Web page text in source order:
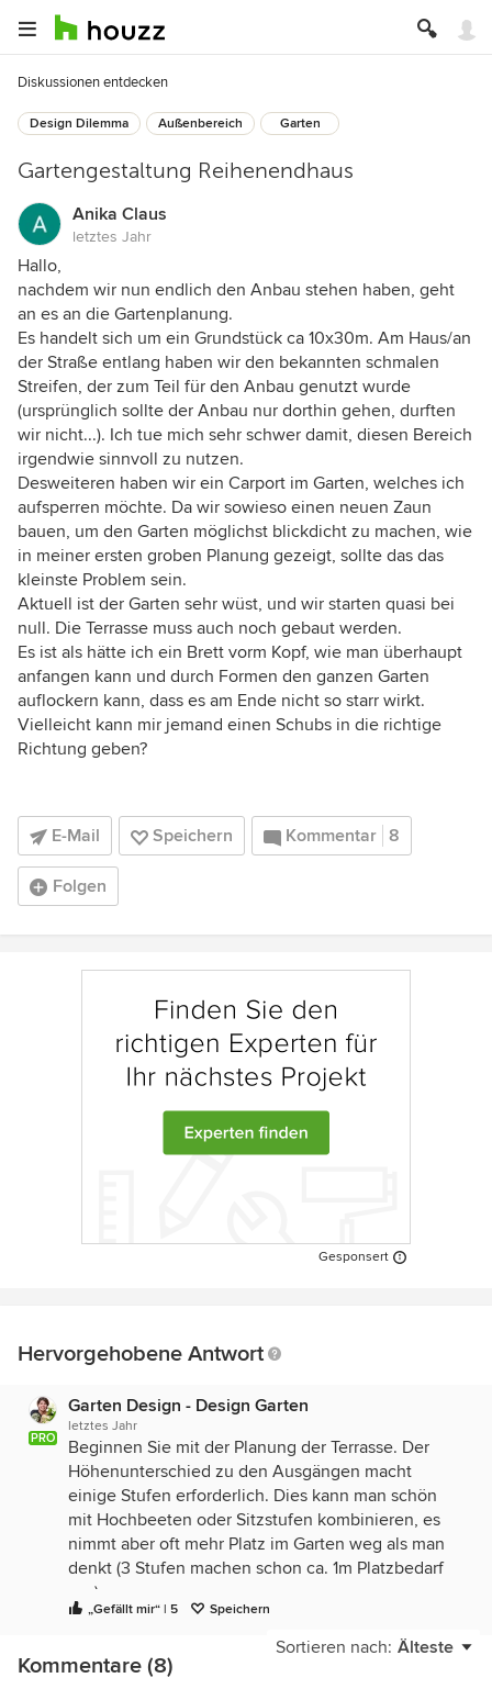
Diskussionen entdecken
Design Dilemma Außenbereich Garten
Gartengestaltung Reihenendhaus
Anika Claus
letztes Jahr
Hallo,
nachdem wir nun endlich den Anbau stehen haben, geht
an es an die Gartenplanung.
Es handelt sich um ein Grundstück ca 10x30m. Am Haus/an
der Straße entlang haben wir den bekannten schmalen
Streifen, der zum Teil für den Anbau genutzt wurde
(ursprünglich sollte der Anbau nur dorthin gehen, durften
wir nicht...). Ich tue mich sehr schwer damit, diesen Bereich
irgendwie sinnvoll zu nutzen.
Desweiteren haben wir ein Carport im Garten, welches ich
aufsperren möchte. Da wir sowieso einen neuen Zaun
bauen, um den Garten möglichst blickdicht zu machen, wie
in meiner ersten groben Planung gezeigt, sollte das das
kleinste Problem sein.
Aktuell ist der Garten sehr wüst, und wir starten quasi bei
null. Die Terrasse muss auch noch gebaut werden.
Es ist als hätte ich ein Brett vorm Kopf, wie man überhaupt
anfangen kann und durch Formen den ganzen Garten
auflockern kann, dass es am Ende nicht so starr wirkt.
Vielleicht kann mir jemand einen Schubs in die richtige
Richtung geben?
E-Mail Speichern Kommentar 8
Folgen
Gesponsert
Hervorgehobene Antwort
PRO
Garten Design - Design Garten
letztes Jahr
Beginnen Sie mit der Planung der Terrasse. Der
Höhenunterschied zu den Ausgängen macht
einige Stufen erforderlich. Dies kann man schön
mit Hochbeeten oder Sitzstufen kombinieren, es
nimmt aber oft mehr Platz im Garten weg als man
denkt (3 Stufen machen schon ca. 1m Platzbedarf
aus).
Wegführungen - brauchen Sie vom Carport zum
Haus einen gepflasterten Weg?
„Gefällt mir“ | 5 Speichern
Sortieren nach: Älteste
Kommentare (8)